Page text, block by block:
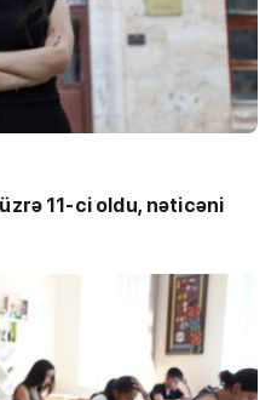
11-ci oldu, nəticəni